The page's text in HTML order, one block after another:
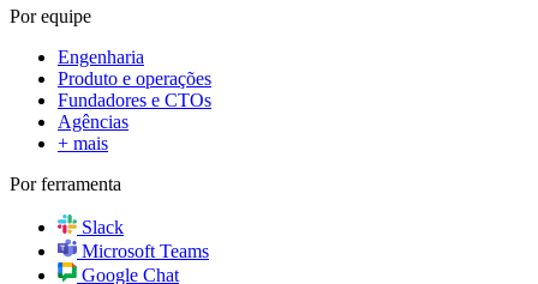
Por equipe
Engenharia
Produto e operações
Fundadores e CTOs
Agências
+ mais
Por ferramenta
Slack
Microsoft Teams
Google Chat